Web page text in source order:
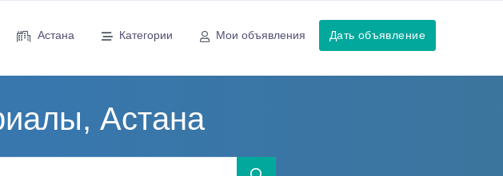
Астана Категории Мои объявления Дать объявление
Астана